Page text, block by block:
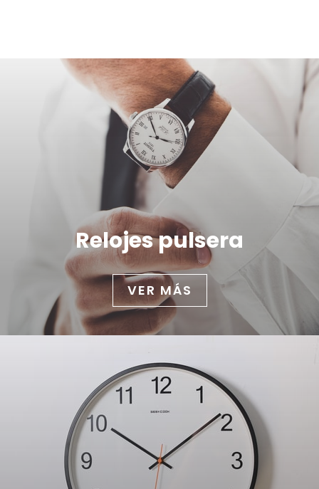
Relojes pulsera
VER MÁS